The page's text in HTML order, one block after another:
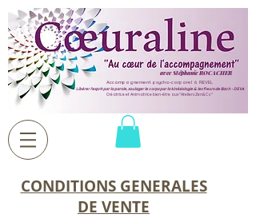
avec Stéphanie ROCACHER
Accompagnement psycho-corporel à REVEL
Libérer l'esprit par la parole, soulager le corps par la kinésiologie & les fleurs de Bach - DEVA
Créatrice et Animatrice bien-être aux "Ateliers Zen&Co"
CONDITIONS GENERALES
DE VENTE